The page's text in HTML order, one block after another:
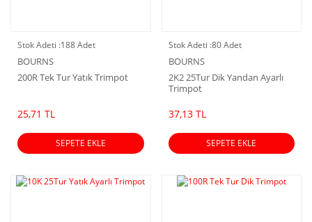
Stok Adeti :188 Adet
BOURNS
200R Tek Tur Yatık Trimpot
25,71 TL
SEPETE EKLE
Stok Adeti :80 Adet
BOURNS
2K2 25Tur Dik Yandan Ayarlı
Trimpot
37,13 TL
SEPETE EKLE